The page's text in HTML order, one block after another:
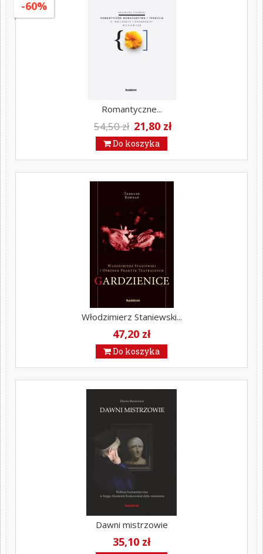
Romantyczne...
54,50 zł
-60%
21,80 zł
Do koszyka
Włodzimierz Staniewski...
47,20 zł
Do koszyka
Dawni mistrzowie
35,10 zł